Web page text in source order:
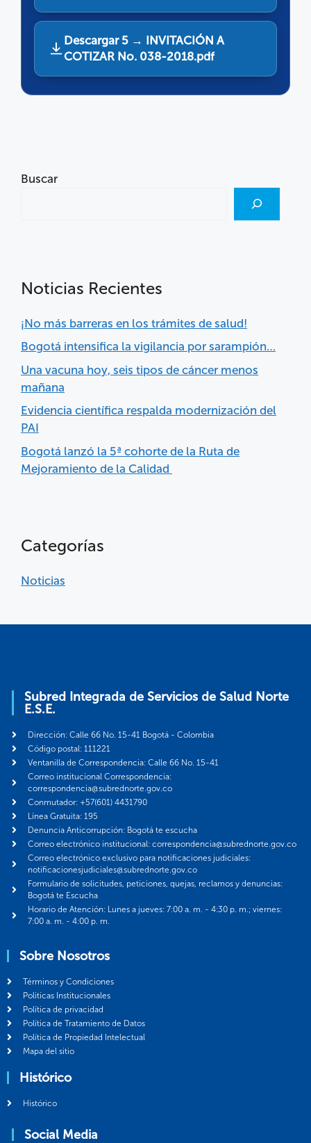
Descargar 5 → INVITACIÓN A
COTIZAR No. 038-2018.pdf
Buscar
Noticias Recientes
¡No más barreras en los trámites de salud!
Bogotá intensifica la vigilancia por sarampión…
Una vacuna hoy, seis tipos de cáncer menos
mañana
Evidencia científica respalda modernización del
PAI
Bogotá lanzó la 5ª cohorte de la Ruta de
Mejoramiento de la Calidad
Categorías
Noticias
Subred Integrada de Servicios de Salud Norte
E.S.E.
Dirección: Calle 66 No. 15-41 Bogotá - Colombia
Código postal: 111221
Ventanilla de Correspondencia: Calle 66 No. 15-41
Correo institucional Correspondencia:
correspondencia@subrednorte.gov.co
Conmutador: +57(601) 4431790
Línea Gratuita: 195
Denuncia Anticorrupción: Bogotá te escucha
Correo electrónico institucional: correspondencia@subrednorte.gov.co
Correo electrónico exclusivo para notificaciones judiciales:
notificacionesjudiciales@subrednorte.gov.co
Formulario de solicitudes, peticiones, quejas, reclamos y denuncias:
Bogotá te Escucha
Horario de Atención: Lunes a jueves: 7:00 a. m. - 4:30 p. m.; viernes:
7:00 a. m. - 4:00 p. m.
Sobre Nosotros
Términos y Condiciones
Politicas Institucionales
Política de privacidad
Política de Tratamiento de Datos
Política de Propiedad Intelectual
Mapa del sitio
Histórico
Histórico
Social Media